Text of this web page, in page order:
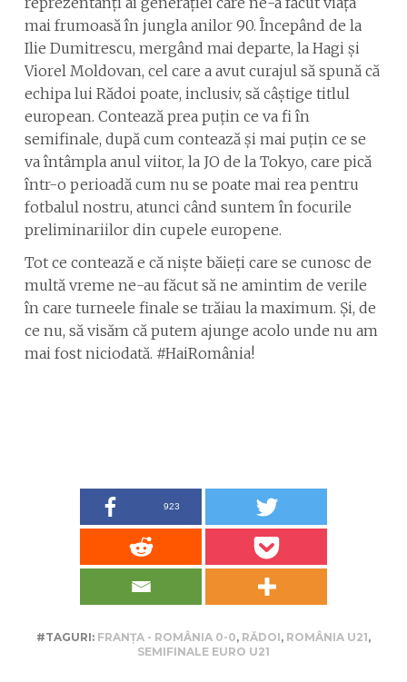
mai frumoasă în jungla anilor 90. Începând de la
Ilie Dumitrescu, mergând mai departe, la Hagi și
Viorel Moldovan, cel care a avut curajul să spună că
echipa lui Rădoi poate, inclusiv, să câștige titlul
european. Contează prea puțin ce va fi în
semifinale, după cum contează și mai puțin ce se
va întâmpla anul viitor, la JO de la Tokyo, care pică
într-o perioadă cum nu se poate mai rea pentru
fotbalul nostru, atunci când suntem în focurile
preliminariilor din cupele europene.
Tot ce contează e că niște băieți care se cunosc de
multă vreme ne-au făcut să ne amintim de verile
în care turneele finale se trăiau la maximum. Și, de
ce nu, să visăm că putem ajunge acolo unde nu am
mai fost niciodată. #HaiRomânia!
923
#TAGURI: FRANȚA - ROMÂNIA 0-0, RĂDOI, ROMÂNIA U21,
SEMIFINALE EURO U21